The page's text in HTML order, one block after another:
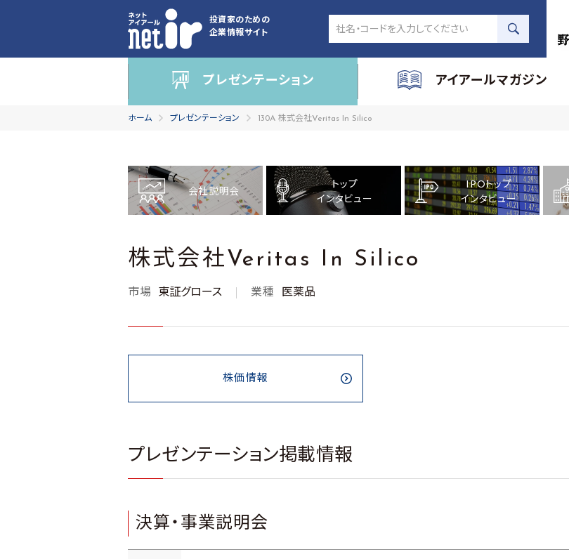
投資家のための
企業情報サイト
プレゼンテーション アイアールマガジン
ホーム プレゼンテーション 130A 株式会社Veritas In Silico
会社説明会
トップ
インタビュー
IPOトップ
インタビュー
株式会社Veritas In Silico
市場 東証グロース 業種 医薬品
株価情報
プレゼンテーション掲載情報
決算・事業説明会